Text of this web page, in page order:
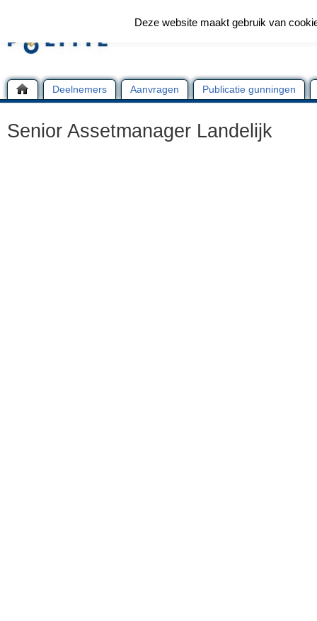
Deelnemers Aanvragen Publicatie gunningen
Senior Assetmanager Landelijk
Deze website maakt gebruik van